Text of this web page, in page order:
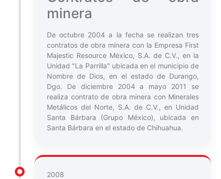
minera
De octubre 2004 a la fecha se realizan tres
contratos de obra minera con la Empresa First
Majestic Resource México, S.A. de C.V., en la
Unidad "La Parrilla" ubicada en el municipio de
Nombre de Dios, en el estado de Durango,
Dgo. De diciembre 2004 a mayo 2011 se
realiza contrato de obra minera con Minerales
Metálicos del Norte, S.A. de C.V., en Unidad
Santa Bárbara (Grupo México), ubicada en
Santa Bárbara en el estado de Chihuahua.
2008